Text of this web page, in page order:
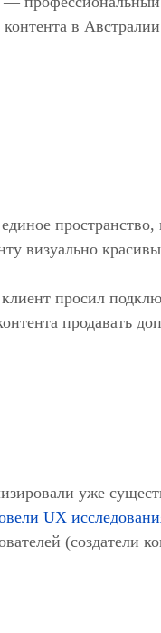
контента в
единое
визуально
просил
продавать
уже
UX
(создатели